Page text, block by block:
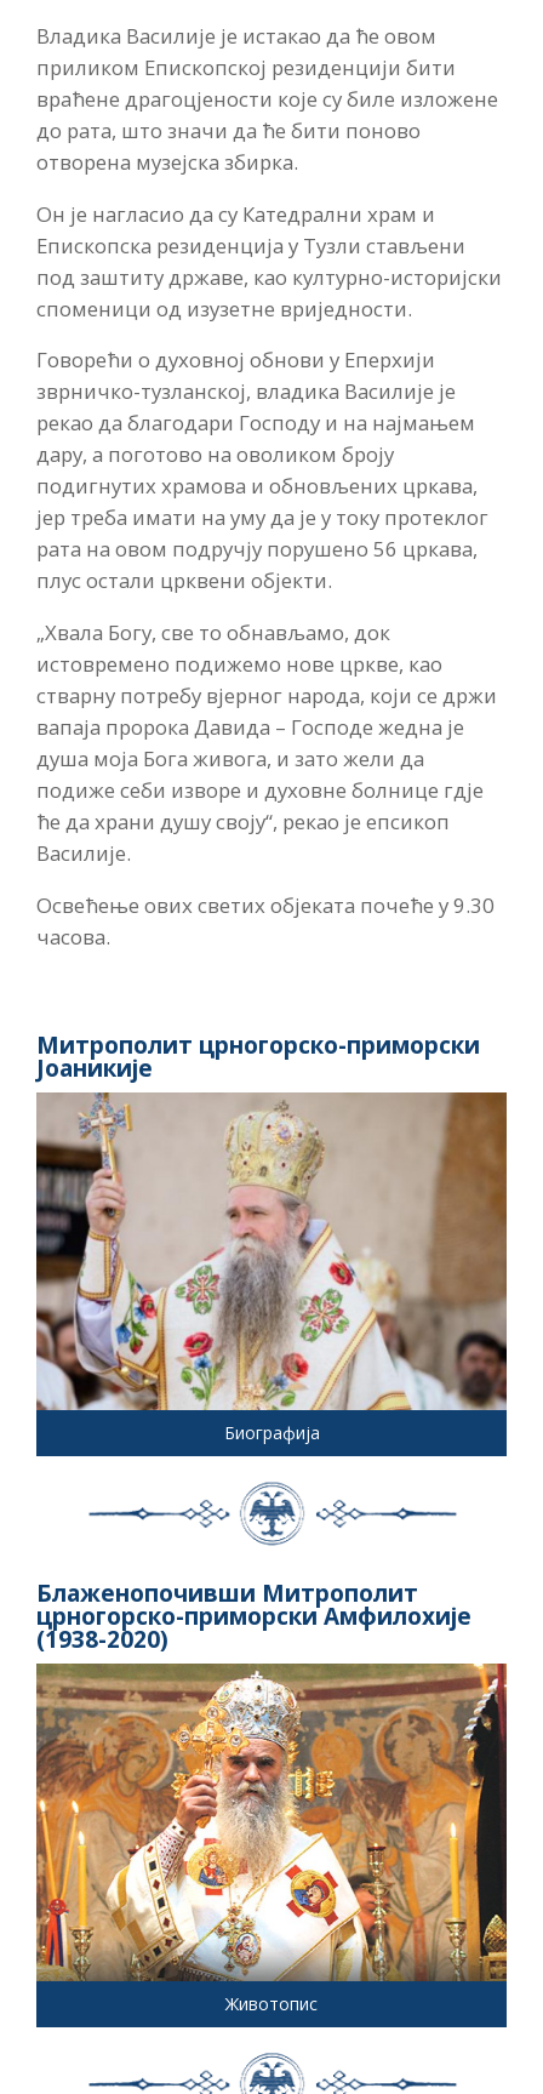
Владика Василије је истакао да ће овом
приликом Епископској резиденцији бити
враћене драгоцјености које су биле изложене
до рата, што значи да ће бити поново
отворена музејска збирка.
Он је нагласио да су Катедрални храм и
Епископска резиденција у Тузли стављени
под заштиту државе, као културно-историјски
споменици од изузетне вриједности.
Говорећи о духовној обнови у Еперхији
зврничко-тузланској, владика Василије је
рекао да благодари Господу и на најмањем
дару, а поготово на оволиком броју
подигнутих храмова и обновљених цркава,
јер треба имати на уму да је у току протеклог
рата на овом подручју порушено 56 цркава,
плус остали црквени објекти.
„Хвала Богу, све то обнављамо, док
истовремено подижемо нове цркве, као
стварну потребу вјерног народа, који се држи
вапаја пророка Давида – Господе жедна је
душа моја Бога живога, и зато жели да
подиже себи изворе и духовне болнице гдје
ће да храни душу своју“, рекао је епсикоп
Василије.
Освећење ових светих објеката почеће у 9.30
часова.
Митрополит црногорско-приморски
Јоаникије
Биографија
Блаженопочивши Митрополит
црногорско-приморски Амфилохије
(1938-2020)
Животопис